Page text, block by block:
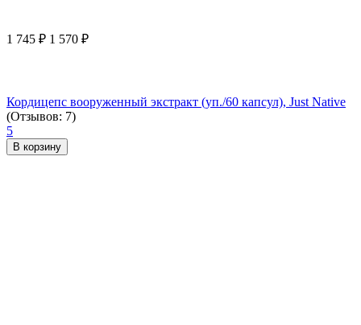
1 745 ₽ 1 570 ₽
Кордицепс вооруженный экстракт (уп./60 капсул), Just Native
(Отзывов: 7)
5
В корзину